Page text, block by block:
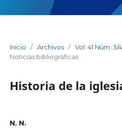
Inicio / Archivos / Vol. 41 Núm.
Noticias bibliográficas
Historia de la
N. N.